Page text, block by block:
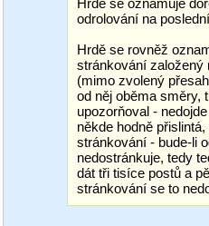
Hrdě se oznamuje
odrolování na
Hrdě se rovněž
stránkování založený
(mimo zvolený
od něj oběma směry,
upozorňoval -
někde hodně
stránkování - bude-li
nedostránkuje, tedy
dát tři tisíce postů a
stránkování se to